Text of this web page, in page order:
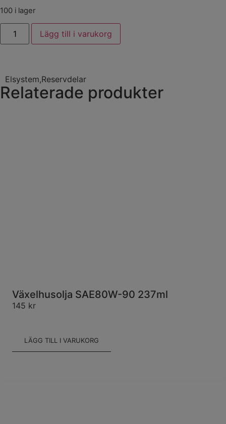
100 i lager
Lägg till i varukorg
Elsystem,Reservdelar
Relaterade produkter
Växelhusolja SAE80W-90 237ml
145 kr
LÄGG TILL I VARUKORG